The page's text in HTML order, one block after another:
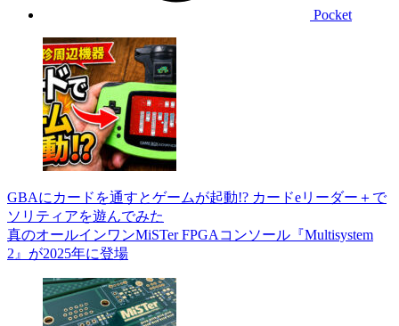
Pocket
GBAにカードを通すとゲームが起動!? カードeリーダー＋で
ソリティアを遊んでみた
真のオールインワンMiSTer FPGAコンソール『Multisystem
2』が2025年に登場